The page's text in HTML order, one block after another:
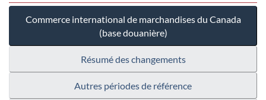
Commerce international de marchandises du Canada
(base douanière)
Résumé des changements
Autres périodes de référence